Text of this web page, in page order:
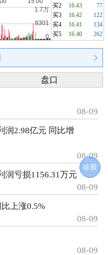
买2
16.43
77
买3
16.42
122
买4
16.41
134
买5
16.40 262
诊股
盘口
08-09
润2.98亿元 同比增
08-09
润亏损1156.31万元
08-09
上涨0.5%
08-09
08-09